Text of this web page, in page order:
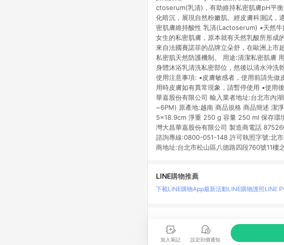
ctoserum(乳清)，有助維持私密肌膚pH平
化暗沉，展現自然粉嫩肌。經皮膚科測試
密肌膚維持酸性 乳清(Lactoserum) •天然
女生的私密肌膚，原本就有天然乳酸所形成
來自法國賽諾菲的品牌立朵舒，在歐洲上市
私密肌天然防護機制。 用途:清潔私密肌膚
身體沐浴乳清洗私密部位，然後以清水沖洗
使用注意事項: •皮膚敏感者，使用前請先做
用時皮膚如有異常現象，請暫停使用 •使用
華嘉股份有限公司 輸入業者地址:台北市內
~6PM) 原產地:越南 商品規格 商品簡述 潔
5x18.9cm 淨重 250 g 容量 250 ml 保存環
灣大昌華嘉股份有限公司 製造商電話
諮詢專線:0800-051-148 許可執照字號:北
商地址:台北市松山區八德路四段760號11
加入筆記 設定到價通知
LINE購物推薦
下載LINE購物App最新活動LINE購物護照LINE
LINE 購物是匯集購物情報與商品資訊的整合
時間差，請務必點擊商品至各合作網路商家，